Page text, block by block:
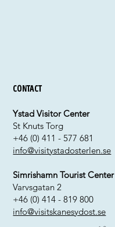
Contact
Ystad Visitor Center
St Knuts Torg
+46 (0) 411 - 577 681
info@visitystadosterlen.se
Simrishamn Tourist Center
Varvsgatan 2
+46 (0) 414 - 819 800
info@visitskanesydost.se